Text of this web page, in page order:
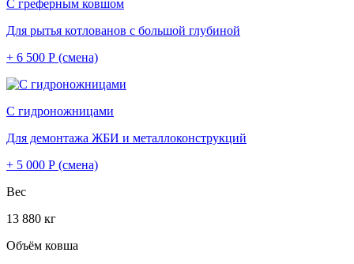
С греферным ковшом
Для рытья котлованов с большой глубиной
+ 6 500 Р (смена)
С гидроножницами
Для демонтажа ЖБИ и металлоконструкций
+ 5 000 Р (смена)
Вес
13 880 кг
Объём ковша